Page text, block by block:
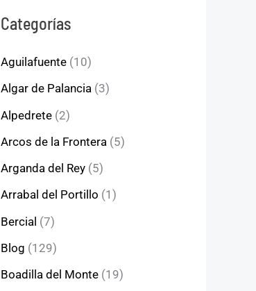
Categorías
Aguilafuente (10)
Algar de Palancia (3)
Alpedrete (2)
Arcos de la Frontera (5)
Arganda del Rey (5)
Arrabal del Portillo (1)
Bercial (7)
Blog (129)
Boadilla del Monte (19)